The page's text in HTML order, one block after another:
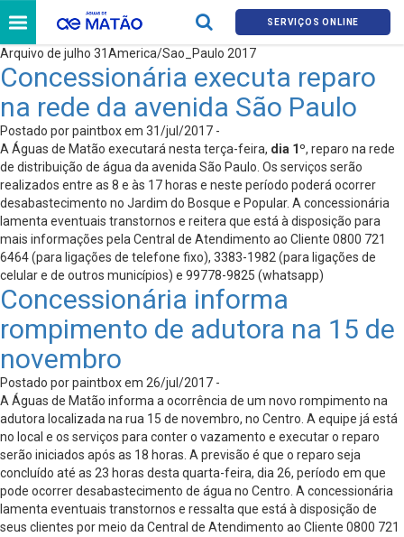
SERVIÇOS ONLINE
Arquivo de julho 31America/Sao_Paulo 2017
Concessionária executa reparo
na rede da avenida São Paulo
Postado por paintbox em 31/jul/2017 -
A Águas de Matão executará nesta terça-feira, dia 1º, reparo na rede
de distribuição de água da avenida São Paulo. Os serviços serão
realizados entre as 8 e às 17 horas e neste período poderá ocorrer
desabastecimento no Jardim do Bosque e Popular. A concessionária
lamenta eventuais transtornos e reitera que está à disposição para
mais informações pela Central de Atendimento ao Cliente 0800 721
6464 (para ligações de telefone fixo), 3383-1982 (para ligações de
celular e de outros municípios) e 99778-9825 (whatsapp)
Concessionária informa
rompimento de adutora na 15 de
novembro
Postado por paintbox em 26/jul/2017 -
A Águas de Matão informa a ocorrência de um novo rompimento na
adutora localizada na rua 15 de novembro, no Centro. A equipe já está
no local e os serviços para conter o vazamento e executar o reparo
serão iniciados após as 18 horas. A previsão é que o reparo seja
concluído até as 23 horas desta quarta-feira, dia 26, período em que
pode ocorrer desabastecimento de água no Centro. A concessionária
lamenta eventuais transtornos e ressalta que está à disposição de
seus clientes por meio da Central de Atendimento ao Cliente 0800 721